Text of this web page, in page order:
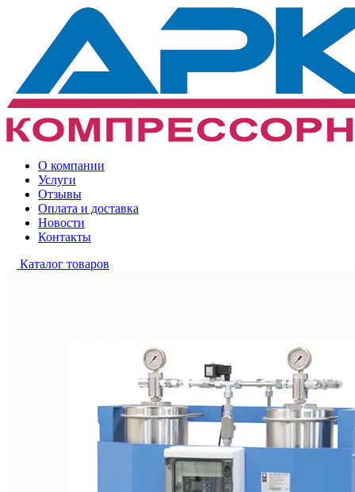
О компании
Услуги
Отзывы
Оплата и доставка
Новости
Контакты
Каталог товаров